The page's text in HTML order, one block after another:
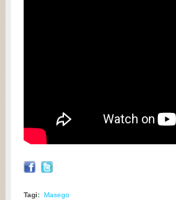
Tagi: Masego